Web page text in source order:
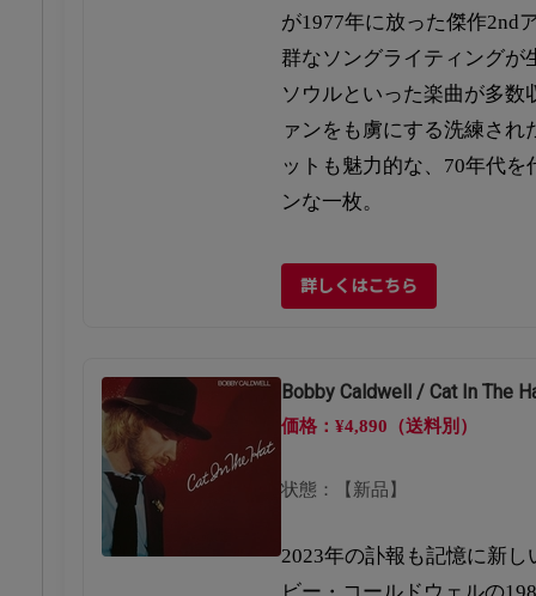
が1977年に放った傑作2nd
群なソングライティングが
ソウルといった楽曲が多数
ァンをも虜にする洗練さ
ットも魅力的な、70年代
ンな一枚。
詳しくはこちら
Bobby Caldwell / Cat In The
価格：¥4,890（送料別）
状態：【新品】
2023年の訃報も記憶に新
ビー・コールドウェルの